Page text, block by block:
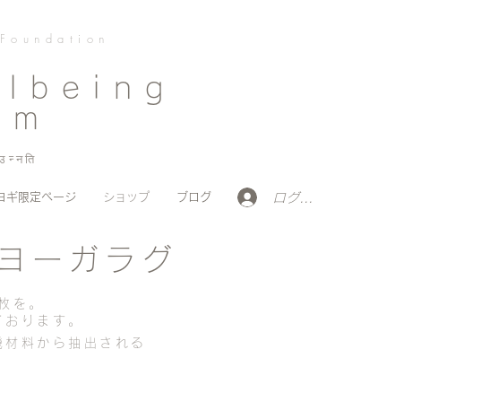
ギ限定ページ ショップ ブログ ログイン
ーガラグ
を。
ります。
料から抽出される